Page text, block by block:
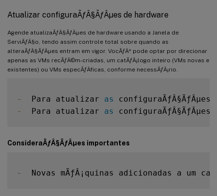
Atualizar configuraÃƒÂ§ÃƒÂµes de hardware
Agende atualizaÃƒÂ§ÃƒÂµes de hardware usando a Janela de
ServiÃƒÂ§o, tendo assim controle total sobre quando as
alteraÃƒÂ§ÃƒÂµes entram em vigor. VocÃƒÂª pode optar por direcionar
apenas as VMs recÃƒÂ©m-criadas, um catÃƒÂ¡logo inteiro (VMs novas e
existentes) ou VMs especÃƒÂ­ficas, conforme necessÃƒÂ¡rio.
-
  Para atualizar
as
-
  Para atualizar
as
ConsideraÃƒÂ§ÃƒÂµes importantes
-
Novas mÃƒÂ¡quinas adicionadas a um